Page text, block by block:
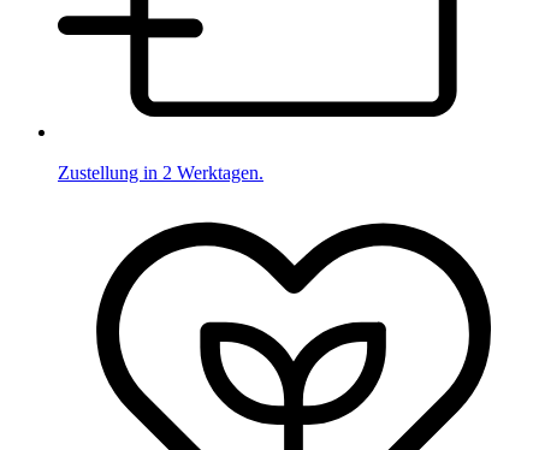
Zustellung in 2 Werktagen.